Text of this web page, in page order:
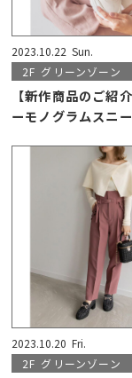
2023.10.22 Sun.
2F グリーンゾーン
【新作商品のご紹
ーモノグラムスニ
2023.10.20 Fri.
2F グリーンゾーン